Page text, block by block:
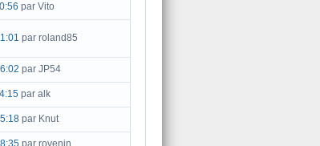
par Vito
par roland85
par JP54
par alk
par Knut
par rovenin